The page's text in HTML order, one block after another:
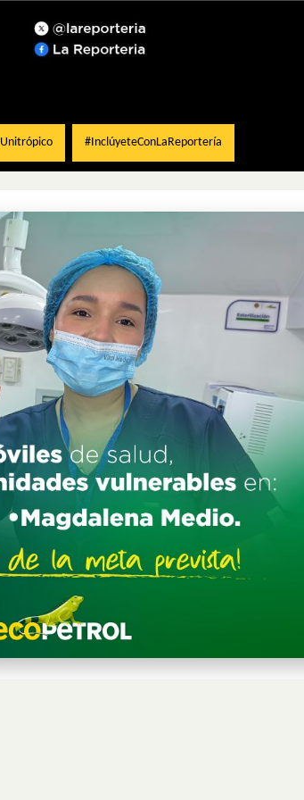
Unitrópico #InclúyeteConLaReportería